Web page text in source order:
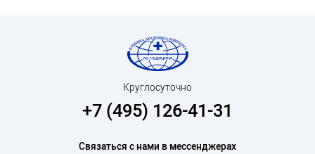
Круглосуточно
+7 (495) 126-41-31
Связаться с нами в мессенджерах